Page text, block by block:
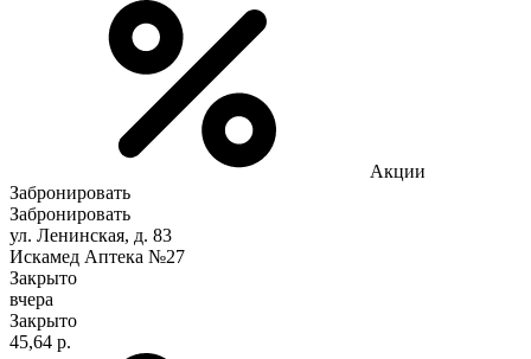
Акции
Забронировать
Забронировать
ул. Ленинская, д. 83
Искамед Аптека №27
Закрыто
вчера
Закрыто
45,64 р.